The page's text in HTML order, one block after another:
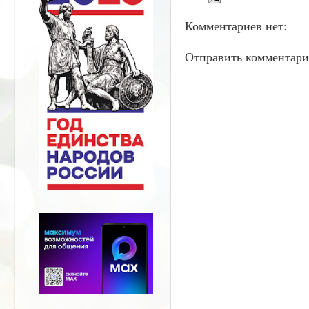
Комментариев нет:
Отправить